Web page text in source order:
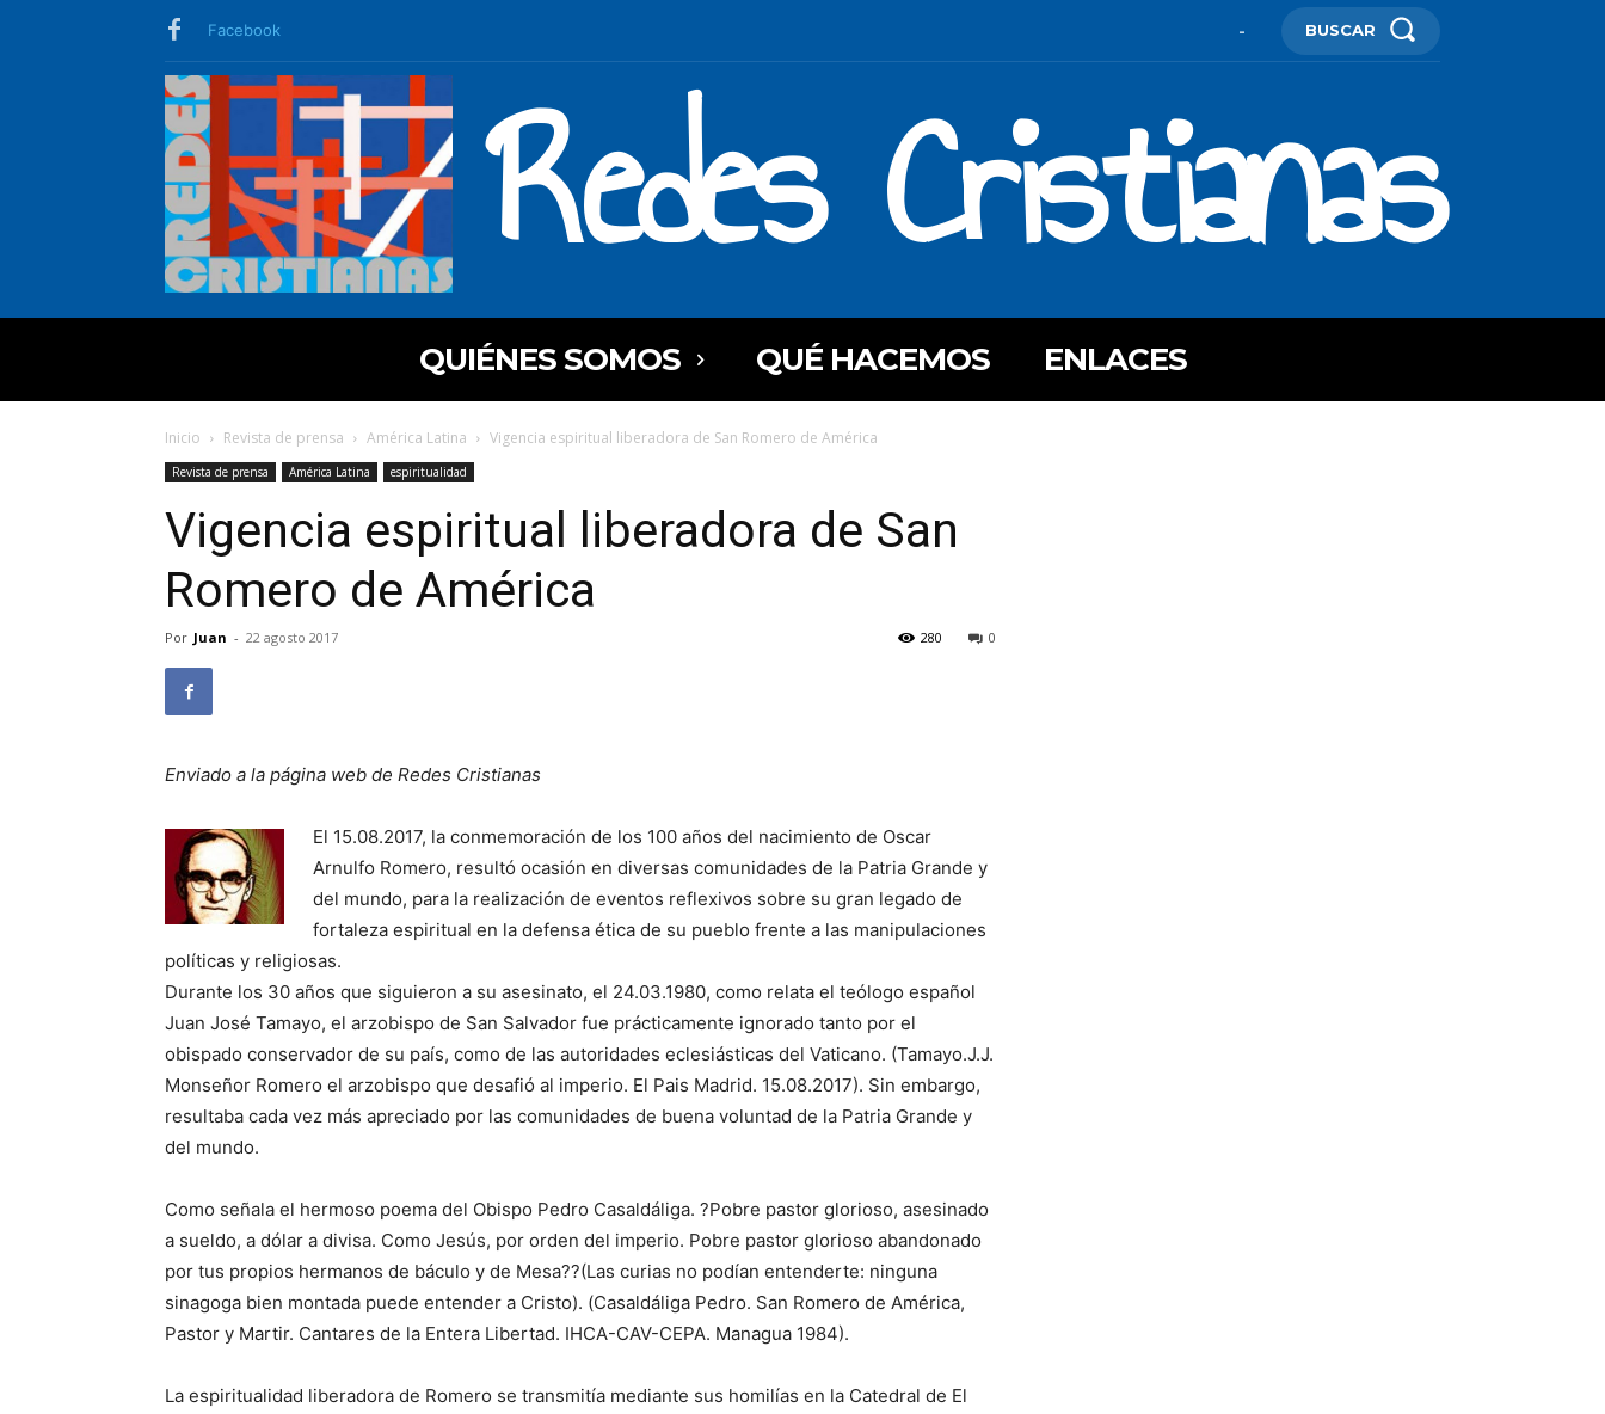
Facebook - BUSCAR
Redes Cristianas
QUIÉNES SOMOS QUÉ HACEMOS ENLACES
Inicio Revista de prensa América Latina Vigencia espiritual liberadora de San Romero de América
Revista de prensa América Latina espiritualidad
Vigencia espiritual liberadora de San
Romero de América
Por Juan - 22 agosto 2017 0
280
Enviado a la página web de Redes Cristianas
El 15.08.2017, la conmemoración de los 100 años del nacimiento de Oscar
Arnulfo Romero, resultó ocasión en diversas comunidades de la Patria Grande y
del mundo, para la realización de eventos reflexivos sobre su gran legado de
fortaleza espiritual en la defensa ética de su pueblo frente a las manipulaciones
políticas y religiosas.
Durante los 30 años que siguieron a su asesinato, el 24.03.1980, como relata el teólogo español
Juan José Tamayo, el arzobispo de San Salvador fue prácticamente ignorado tanto por el
obispado conservador de su país, como de las autoridades eclesiásticas del Vaticano. (Tamayo.J.J.
Monseñor Romero el arzobispo que desafió al imperio. El Pais Madrid. 15.08.2017). Sin embargo,
resultaba cada vez más apreciado por las comunidades de buena voluntad de la Patria Grande y
del mundo.
Como señala el hermoso poema del Obispo Pedro Casaldáliga. ?Pobre pastor glorioso, asesinado
a sueldo, a dólar a divisa. Como Jesús, por orden del imperio. Pobre pastor glorioso abandonado
por tus propios hermanos de báculo y de Mesa??(Las curias no podían entenderte: ninguna
sinagoga bien montada puede entender a Cristo). (Casaldáliga Pedro. San Romero de América,
Pastor y Martir. Cantares de la Entera Libertad. IHCA-CAV-CEPA. Managua 1984).
La espiritualidad liberadora de Romero se transmitía mediante sus homilías en la Catedral de El